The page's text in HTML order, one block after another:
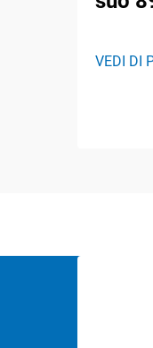
VEDI DI